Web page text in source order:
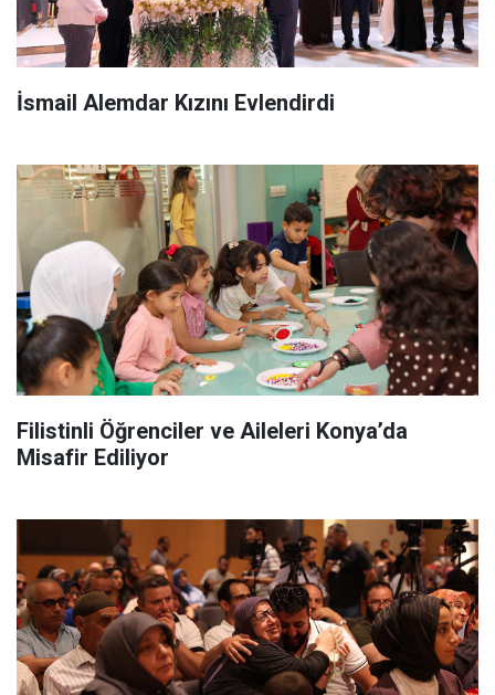
İsmail Alemdar Kızını Evlendirdi
Filistinli Öğrenciler ve Aileleri Konya’da
Misafir Ediliyor